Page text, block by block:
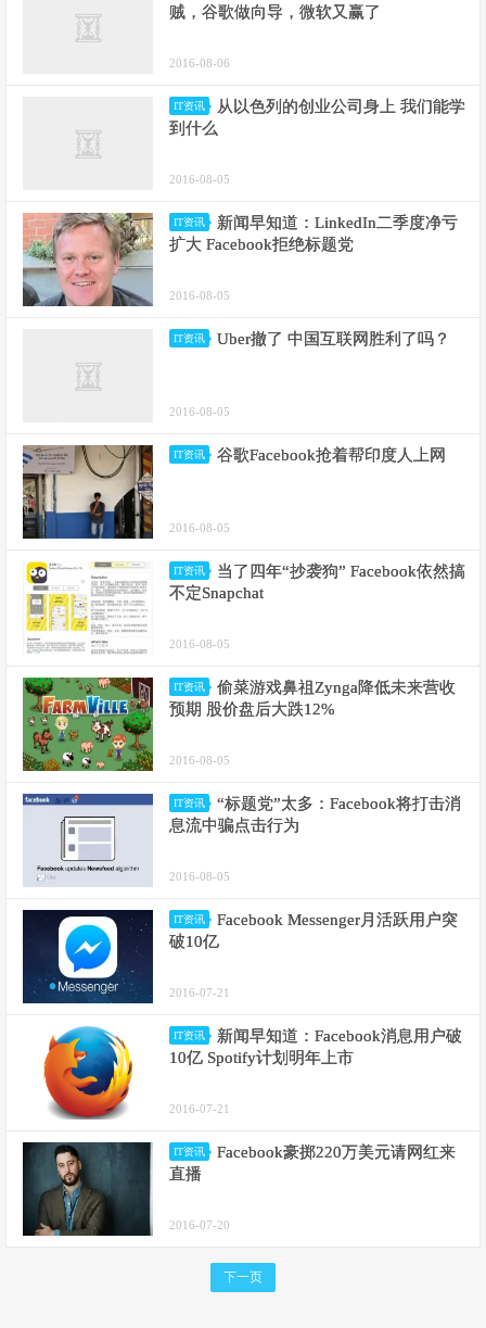
贼，谷歌做向导，微软又赢了
2016-08-06
IT资讯
从以色列的创业公司身上 我们能学
到什么
2016-08-05
IT资讯
新闻早知道：LinkedIn二季度净亏
扩大 Facebook拒绝标题党
2016-08-05
IT资讯 Uber撤了 中国互联网胜利了吗？
2016-08-05
IT资讯 谷歌Facebook抢着帮印度人上网
2016-08-05
IT资讯
当了四年“抄袭狗” Facebook依然搞
不定Snapchat
2016-08-05
IT资讯
偷菜游戏鼻祖Zynga降低未来营收
预期 股价盘后大跌12%
2016-08-05
IT资讯
“标题党”太多：Facebook将打击消
息流中骗点击行为
2016-08-05
IT资讯
Facebook Messenger月活跃用户突
破10亿
2016-07-21
IT资讯
新闻早知道：Facebook消息用户破
10亿 Spotify计划明年上市
2016-07-21
IT资讯
Facebook豪掷220万美元请网红来
直播
2016-07-20
下一页